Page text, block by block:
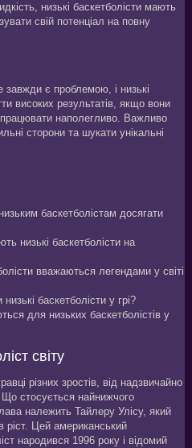
низькі баскетболісти мають
свій потенціал на повну
завжди є проблемою, і низькі
високих результатів, якщо вони
працювати наполегливо. Важливо
сторони та шукати унікальні
баскетболістам досягати
низькі баскетболісти на
вважаються легендами у світі
баскетболісти у грі?
для низьких баскетболістів у
світу
різних зростів, від надзвичайно
стосується найнижчого
належить Тайлеру Улісу, який
ріст. Цей американський
народився 1996 року і відомий